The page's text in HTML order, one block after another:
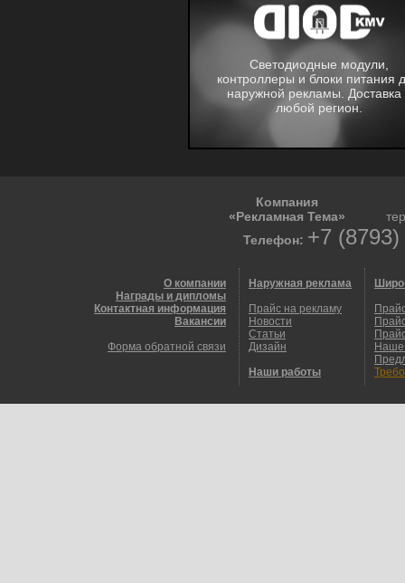
Светодиодные модули,
контроллеры и блоки питания
наружной рекламы. Доставка
любой регион.
Компания
«Рекламная Тема»
Телефон: +7
О компании
Награды и дипломы
Контактная информация
Вакансии
Форма обратной связи
Наружная реклама
Прайс на рекламу
Новости
Статьи
Дизайн
Наши работы
Наше